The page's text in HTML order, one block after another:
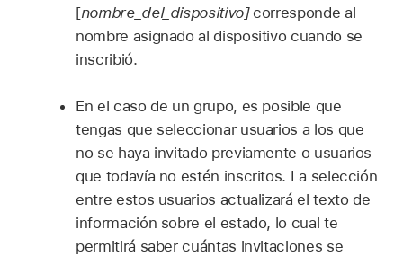
[nombre_del_dispositivo]corresponde al
nombre asignado al dispositivo cuando se
inscribió.
En el caso de un grupo, es posible que
tengas que seleccionar usuarios a los que
no se haya invitado previamente o usuarios
que todavía no estén inscritos. La selección
entre estos usuarios actualizará el texto de
información sobre el estado, lo cual te
permitirá saber cuántas invitaciones se